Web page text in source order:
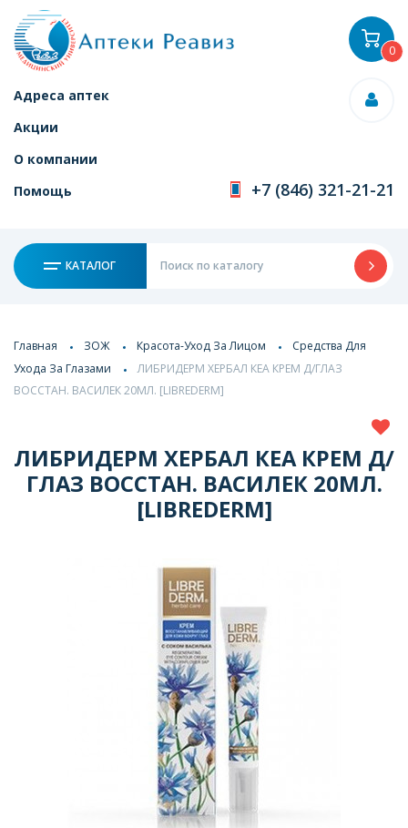
Адреса аптек
Акции
О компании
Помощь
+7 (846) 321-21-21
КАТАЛОГ
0
Главная ЗОЖ Красота-Уход За Лицом
Средства Для
Ухода За Глазами
ЛИБРИДЕРМ ХЕРБАЛ КЕА КРЕМ Д/ГЛАЗ
ВОССТАН. ВАСИЛЕК 20МЛ. [LIBREDERM]
ЛИБРИДЕРМ ХЕРБАЛ КЕА КРЕМ Д/
ГЛАЗ ВОССТАН. ВАСИЛЕК 20МЛ.
[LIBREDERM]